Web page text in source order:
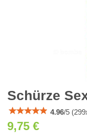
Schürze
4.96/5 (299
9,75 €